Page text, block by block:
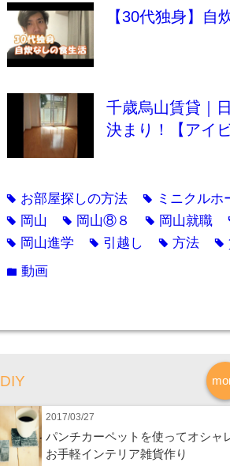
【30代独身】自
千歳烏山賃貸｜
決まり！【アイ
tag お部屋探しの方法 tag ミニクルホ
tag 岡山 tag 岡山⑧８ tag 岡山就職
tag 岡山進学 tag 引越し tag 方法 tag
folder 動画
DIY
2017/03/27
パンチカーペットを使ってオシャ
お手軽インテリア雑貨作り